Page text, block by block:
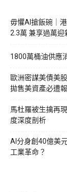
毋懼AI搶飯碗｜
2.3萬 兼享過萬迎
1800萬桶油供應
歐洲密謀美債美
拋售美資產必遭
馬杜羅被生擒再
度深度剖析
AI分身創40億美
工業革命？